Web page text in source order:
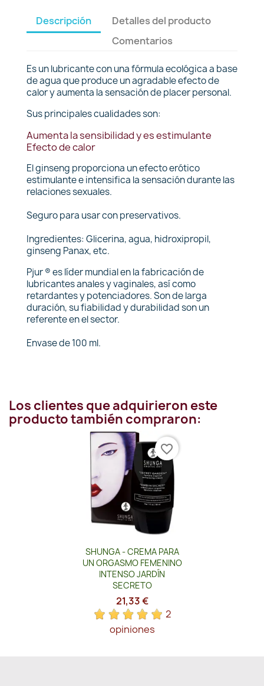
Descripción
Detalles del producto
Comentarios
Es un lubricante con una fórmula ecológica a base
de agua que produce un agradable efecto de
calor y aumenta la sensación de placer personal.
Sus principales cualidades son:
Aumenta la sensibilidad y es estimulante
Efecto de calor
El ginseng proporciona un efecto erótico
estimulante e intensifica la sensación durante las
relaciones sexuales.
Seguro para usar con preservativos.
Ingredientes: Glicerina, agua, hidroxipropil,
ginseng Panax, etc.
Pjur ® es líder mundial en la fabricación de
lubricantes anales y vaginales, así como
retardantes y potenciadores. Son de larga
duración, su fiabilidad y durabilidad son un
referente en el sector.
Envase de 100 ml.
Los clientes que adquirieron este
producto también compraron:
Vista rápida
SHUNGA - CREMA PARA
UN ORGASMO FEMENINO
INTENSO JARDÍN
SECRETO
21,33 €
2
opiniones
favorite_border